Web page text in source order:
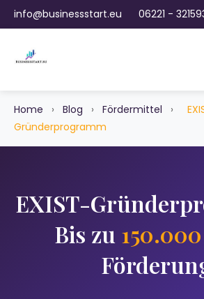
info@businessstart.eu 06221 -
Home › Blog › Fördermittel ›
Gründerprogramm
EXIST-
Bis zu